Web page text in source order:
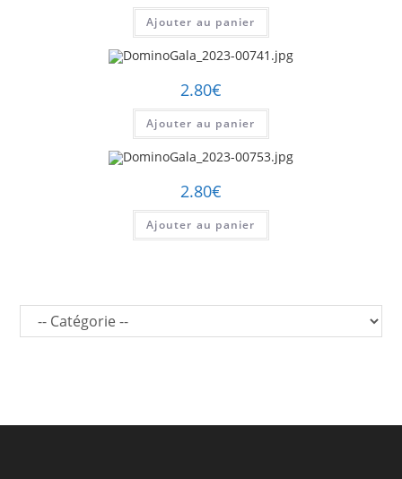
Ajouter au panier
2.80€
Ajouter au panier
2.80€
Ajouter au panier